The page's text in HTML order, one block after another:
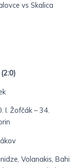
vs Skalica
I. Žofčák – 34.
Volanakis, Bahi